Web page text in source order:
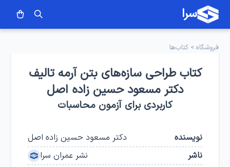
سرا
فروشگاه >کتاب‌ها
کتاب طراحی سازه‌‌های بتن آرمه تالیف
دکتر مسعود حسین زاده اصل
کاربردی برای آزمون محاسبات
نویسنده
دکتر مسعود حسین زاده اصل
ناشر
نشر عمران سرا